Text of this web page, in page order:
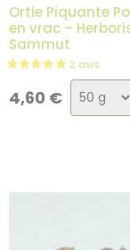
2
Ortie Piquante
en vrac –
Sammut
4,60 €
Choix
de